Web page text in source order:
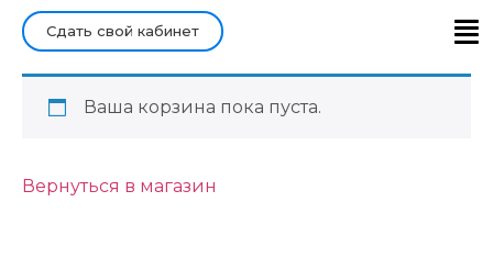
Главная
Сдать свой кабинет
Ваша корзина пока пуста.
Вернуться в магазин